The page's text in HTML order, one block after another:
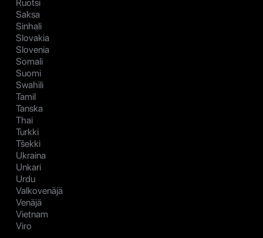
Ruotsi
Saksa
Sinhali
Slovakia
Slovenia
Somali
Suomi
Swahili
Tamil
Tanska
Thai
Turkki
Tšekki
Ukraina
Unkari
Urdu
Valkovenäjä
Venäjä
Vietnam
Viro